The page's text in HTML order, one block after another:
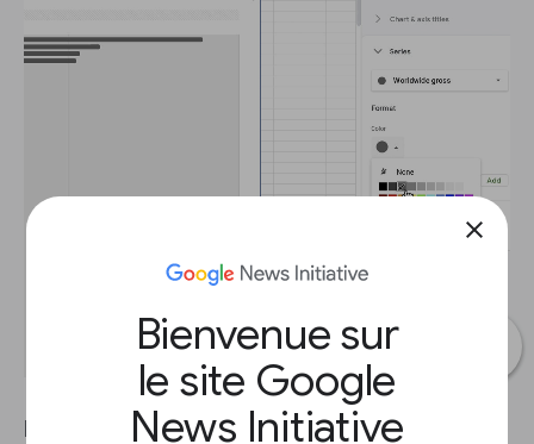
close
Bienvenue sur
le site Google
News Initiative
Faisons des reflets dans le graphique afin